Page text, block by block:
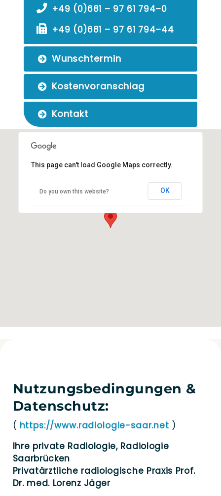
+49 (0)681 – 97 61 794–0
+49 (0)681 – 97 61 794–44
Wunsch­ter­min
Kos­ten­vor­anschlag
Kon­takt
Prof. Dr. med. Lorenz Jäger
This page can't load Google Maps correctly.
Do you own this website? OK
Nutzungsbedingungen &
Datenschutz:
( https://​www​.radio​lo​gie​-saar​.net )
Ihre pri­va­te Radio­lo­gie, Radio­lo­gie
Saarbrücken
Pri­vat­ärzt­li­che radio­lo­gi­sche Pra­xis Prof.
Dr. med. Lorenz Jäger